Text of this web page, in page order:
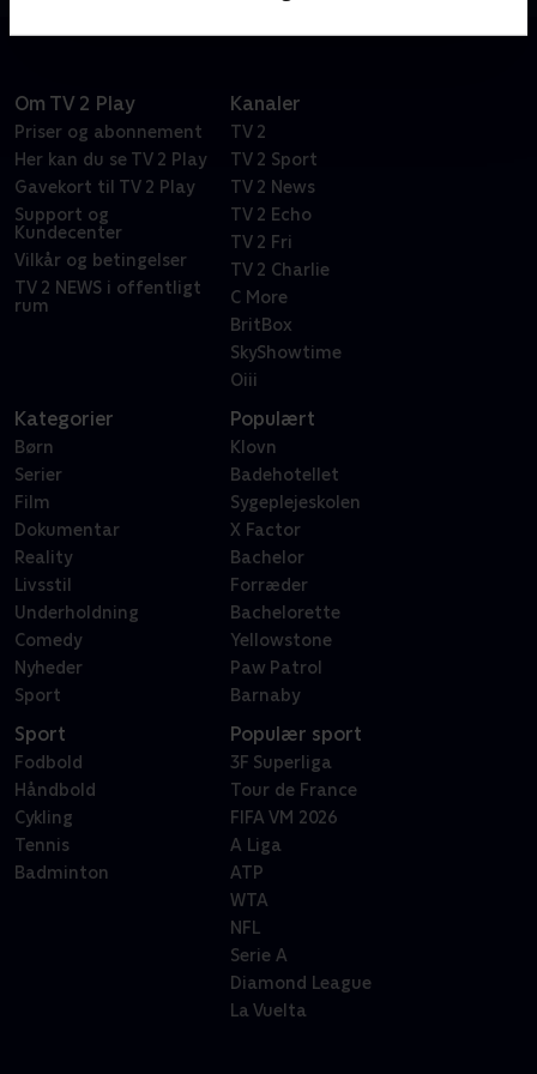
Om TV 2 Play
Priser og abonnement
Her kan du se TV 2 Play
Gavekort til TV 2 Play
Support og
Kundecenter
Vilkår og betingelser
TV 2 NEWS i offentligt
rum
Kanaler
TV 2
TV 2 Sport
TV 2 News
TV 2 Echo
TV 2 Fri
TV 2 Charlie
C More
BritBox
SkyShowtime
Oiii
Kategorier
Børn
Serier
Film
Dokumentar
Reality
Livsstil
Underholdning
Comedy
Nyheder
Sport
Populært
Klovn
Badehotellet
Sygeplejeskolen
X Factor
Bachelor
Forræder
Bachelorette
Yellowstone
Paw Patrol
Barnaby
Sport
Fodbold
Håndbold
Cykling
Tennis
Badminton
Populær sport
3F Superliga
Tour de France
FIFA VM 2026
A Liga
ATP
WTA
NFL
Serie A
Diamond League
La Vuelta